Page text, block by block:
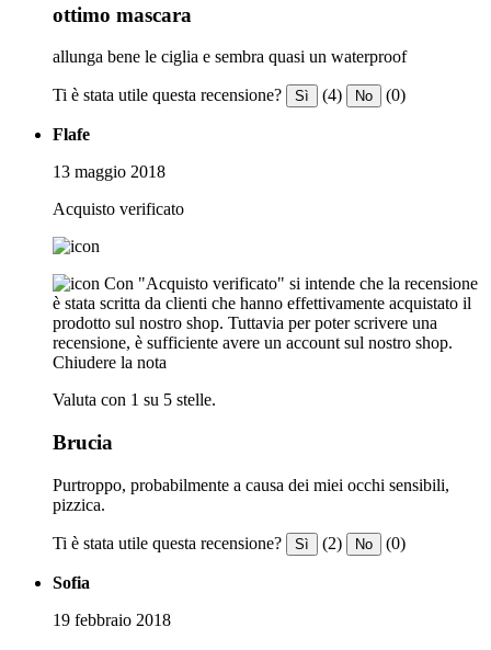
ottimo mascara
allunga bene le ciglia e sembra quasi un waterproof
Ti è stata utile questa recensione? Sì (4) No (0)
Flafe
13 maggio 2018
Acquisto verificato
Con "Acquisto verificato" si intende che la recensione
è stata scritta da clienti che hanno effettivamente acquistato il
prodotto sul nostro shop. Tuttavia per poter scrivere una
recensione, è sufficiente avere un account sul nostro shop.
Chiudere la nota
Valuta con 1 su 5 stelle.
Brucia
Purtroppo, probabilmente a causa dei miei occhi sensibili,
pizzica.
Ti è stata utile questa recensione? Sì (2) No (0)
Sofia
19 febbraio 2018